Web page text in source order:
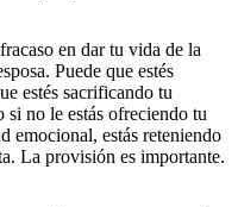
en dar tu vida de la
Puede que estés
estés sacrificando tu
no le estás ofreciendo tu
emocional, estás reteniendo
La provisión es importante.